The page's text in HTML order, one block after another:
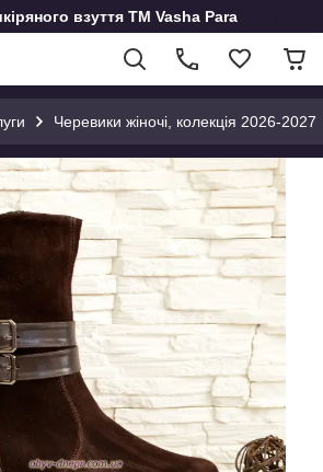
взуття ТМ Vasha Para
Черевики жіночі, колекція 2026-2027